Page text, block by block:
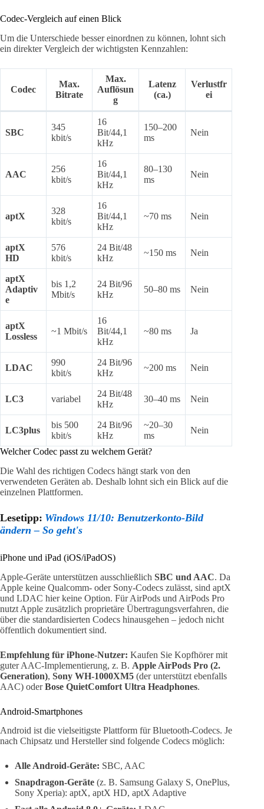
Codec-Vergleich auf einen Blick
Um die Unterschiede besser einordnen zu können, lohnt sich
ein direkter Vergleich der wichtigsten Kennzahlen:
Codec
Max.
Bitrate
Max.
Auflösun
g
Latenz
(ca.)
Verlustfr
ei
SBC
345
kbit/s
16
Bit/44,1
kHz
150–200
ms
Nein
AAC
256
kbit/s
16
Bit/44,1
kHz
80–130
ms
Nein
aptX
328
kbit/s
16
Bit/44,1
kHz
~70 ms Nein
aptX
HD
576
kbit/s
24 Bit/48
kHz
~150 ms Nein
aptX
Adaptiv
e
bis 1,2
Mbit/s
24 Bit/96
kHz
50–80 ms Nein
aptX
Lossless
~1 Mbit/s
16
Bit/44,1
kHz
~80 ms Ja
LDAC
990
kbit/s
24 Bit/96
kHz
~200 ms Nein
LC3 variabel
24 Bit/48
kHz
30–40 ms Nein
LC3plus
bis 500
kbit/s
24 Bit/96
kHz
~20–30
ms
Nein
Welcher Codec passt zu welchem Gerät?
Die Wahl des richtigen Codecs hängt stark von den
verwendeten Geräten ab. Deshalb lohnt sich ein Blick auf die
einzelnen Plattformen.
Lesetipp: Windows 11/10: Benutzerkonto-Bild
ändern – So geht's
iPhone und iPad (iOS/iPadOS)
Apple-Geräte unterstützen ausschließlich SBC und AAC. Da
Apple keine Qualcomm- oder Sony-Codecs zulässt, sind aptX
und LDAC hier keine Option. Für AirPods und AirPods Pro
nutzt Apple zusätzlich proprietäre Übertragungsverfahren, die
über die standardisierten Codecs hinausgehen – jedoch nicht
öffentlich dokumentiert sind.
Empfehlung für iPhone-Nutzer: Kaufen Sie Kopfhörer mit
guter AAC-Implementierung, z. B. Apple AirPods Pro (2.
Generation), Sony WH-1000XM5 (der unterstützt ebenfalls
AAC) oderBose QuietComfort Ultra Headphones.
Android-Smartphones
Android ist die vielseitigste Plattform für Bluetooth-Codecs. Je
nach Chipsatz und Hersteller sind folgende Codecs möglich:
Alle Android-Geräte: SBC, AAC
Snapdragon-Geräte (z. B. Samsung Galaxy S, OnePlus,
Sony Xperia): aptX, aptX HD, aptX Adaptive